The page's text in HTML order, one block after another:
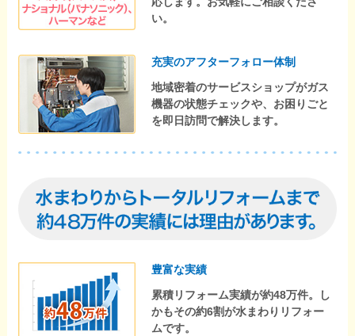
い。
充実のアフターフォロー体制
地域密着のサービスショップがガス
機器の状態チェックや、お困りごと
を即日訪問で解決します。
豊富な実績
累積リフォーム実績が約48万件。し
かもその約6割が水まわりリフォー
ムです。